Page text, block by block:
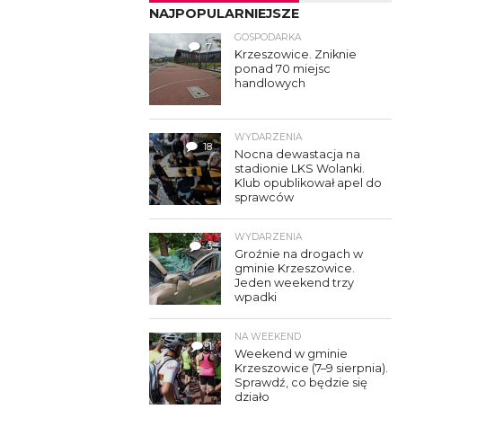
NAJPOPULARNIEJSZE
7
GOSPODARKA
Krzeszowice. Zniknie
ponad 70 miejsc
handlowych
18
WYDARZENIA
Nocna dewastacja na
stadionie LKS Wolanki.
Klub opublikował apel do
sprawców
3
WYDARZENIA
Groźnie na drogach w
gminie Krzeszowice.
Jeden weekend trzy
wpadki
1
NA WEEKEND
Weekend w gminie
Krzeszowice (7–9 sierpnia).
Sprawdź, co będzie się
działo